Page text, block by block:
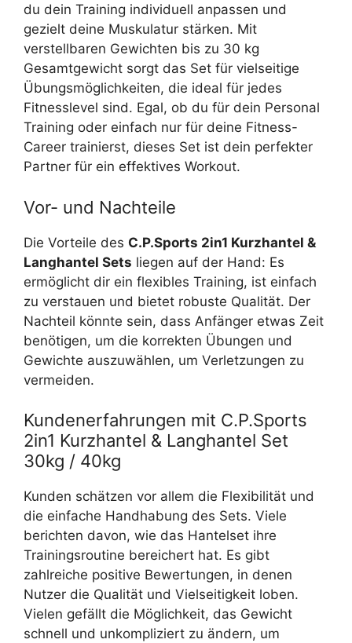
du dein Training individuell anpassen und
gezielt deine Muskulatur stärken. Mit
verstellbaren Gewichten bis zu 30 kg
Gesamtgewicht sorgt das Set für vielseitige
Übungsmöglichkeiten, die ideal für jedes
Fitnesslevel sind. Egal, ob du für dein Personal
Training oder einfach nur für deine Fitness-
Career trainierst, dieses Set ist dein perfekter
Partner für ein effektives Workout.
Vor- und Nachteile
Die Vorteile des C.P.Sports 2in1 Kurzhantel &
Langhantel Sets liegen auf der Hand: Es
ermöglicht dir ein flexibles Training, ist einfach
zu verstauen und bietet robuste Qualität. Der
Nachteil könnte sein, dass Anfänger etwas Zeit
benötigen, um die korrekten Übungen und
Gewichte auszuwählen, um Verletzungen zu
vermeiden.
Kundenerfahrungen mit C.P.Sports
2in1 Kurzhantel & Langhantel Set
30kg / 40kg
Kunden schätzen vor allem die Flexibilität und
die einfache Handhabung des Sets. Viele
berichten davon, wie das Hantelset ihre
Trainingsroutine bereichert hat. Es gibt
zahlreiche positive Bewertungen, in denen
Nutzer die Qualität und Vielseitigkeit loben.
Vielen gefällt die Möglichkeit, das Gewicht
schnell und unkompliziert zu ändern, um